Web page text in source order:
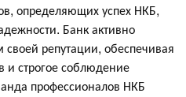
определяющих успех НКБ,
Банк активно
репутации, обеспечивая
и строгое соблюдение
профессионалов НКБ